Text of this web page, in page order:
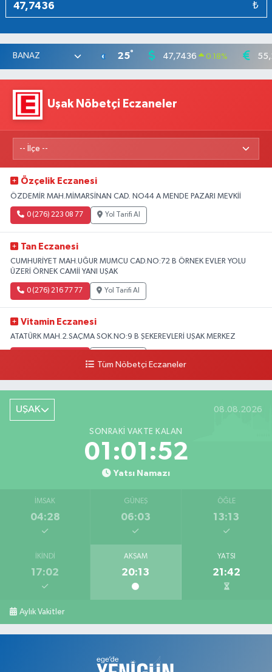
₺
25° 47,7436 0.18%
Uşak Nöbetçi Eczaneler
Özçelik Eczanesi
ÖZDEMİR MAH.MİMARSİNAN CAD. NO44 A MENDE PAZARI MEVKİİ
0 (276) 223 08 77 Yol Tarifi Al
Tan Eczanesi
CUMHURİYET MAH.UĞUR MUMCU CAD.NO:72 B ÖRNEK EVLER YOLU
ÜZERİ ÖRNEK CAMİİ YANI UŞAK
0 (276) 216 77 77 Yol Tarifi Al
Vitamin Eczanesi
ATATÜRK MAH.2.SAÇMA SOK.NO:9 B ŞEKEREVLERİ UŞAK MERKEZ
Tüm Nöbetçi Eczaneler
UŞAK 08.08.2026
SONRAKI VAKTE KALAN
01:01:51
Yatsı Namazı
İMSAK
04:28
GÜNEŞ
06:03
ÖĞLE
13:13
İKINDI
17:02
AKŞAM
20:13
YATSI
21:42
Aylık Vakitler